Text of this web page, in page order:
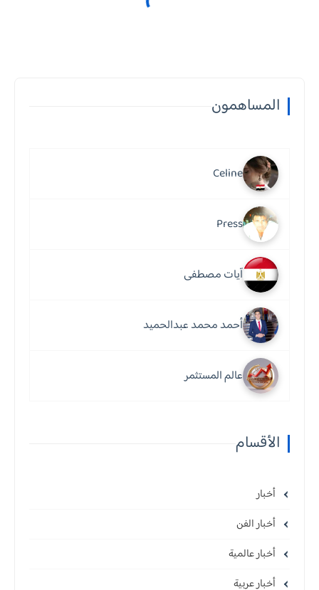
المساهمون
Celine
Press
آيات مصطفى
أحمد محمد عبدالحميد
عالم المستثمر
الأقسام
أخبار
أخبار الفن
أخبار عالمية
أخبار عربية